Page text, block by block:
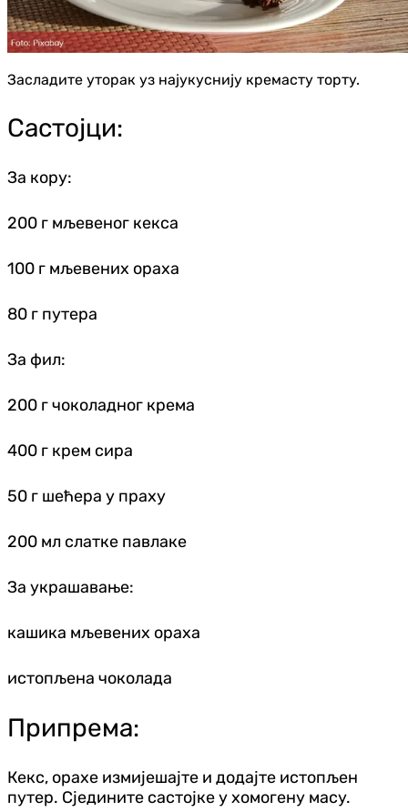
Засладите уторак уз најукуснију кремасту торту.
Састојци:
За кору:
200 г мљевеног кекса
100 г мљевених ораха
80 г путера
За фил:
200 г чоколадног крема
400 г крем сира
50 г шећера у праху
200 мл слатке павлаке
За украшавање:
кашика мљевених ораха
истопљена чоколада
Припрема:
Кекс, орахе измијешајте и додајте истопљен
путер. Сједините састојке у хомогену масу.